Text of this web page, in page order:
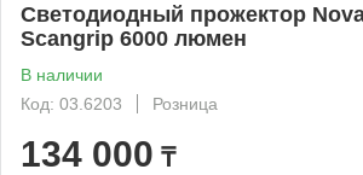
Светодиодный прожектор
Scangrip 6000 люмен
В наличии
Код: 03.6203
Розница
134 000 ₸